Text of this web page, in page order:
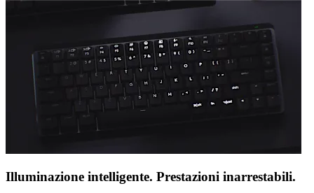
Illuminazione intelligente. Prestazioni inarrestabili.